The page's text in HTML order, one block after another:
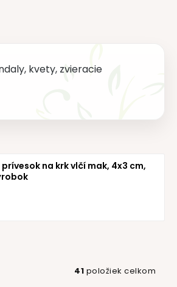
kvety, zvieracie
na krk vlčí mak, 4x3 cm,
41 položiek celkom